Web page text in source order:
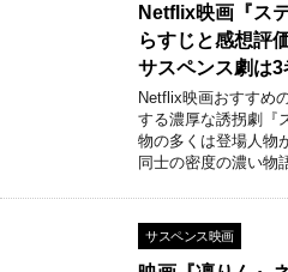
Netflix映画『ス
らすじと感想評
サスペンス劇は3
Netflix映画おすすめ
する濃厚な誘拐劇『
物の多くは登場人物
同士の密度の濃い物
サスペンス映画